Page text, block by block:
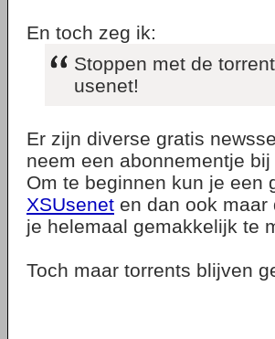
En toch zeg ik:
Stoppen met de
usenet!
Er zijn diverse gratis
neem een abonnementje
Om te beginnen kun je een
XSUsenet en dan ook maar
je helemaal gemakkelijk te
Toch maar torrents blijven